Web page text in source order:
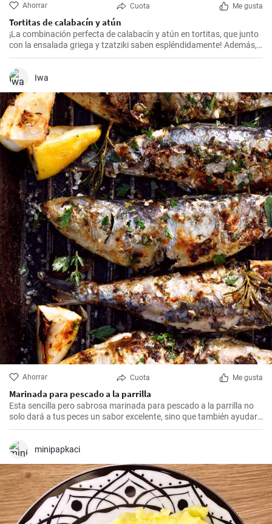
Ahorrar Cuota Me gusta
Tortitas de calabacín y atún
¡La combinación perfecta de calabacín y atún en tortitas, que junto
con la ensalada griega y tzatziki saben espléndidamente! Además,
están horneados, por lo que no hay riesgo de exceso de aceite.
Iwa
Ahorrar Cuota Me gusta
Marinada para pescado a la parrilla
Esta sencilla pero sabrosa marinada para pescado a la parrilla no
solo dará a tus peces un sabor excelente, sino que también ayudará
a que estén suaves, jugosos y llenos de sabor. Ideal para todo tipo
minipapkaci